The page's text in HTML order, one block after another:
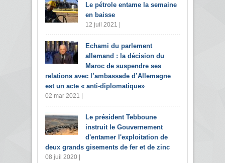
Le pétrole entame la semaine
en baisse
12 juil 2021 |
Echami du parlement
allemand : la décision du
Maroc de suspendre ses
relations avec l’ambassade d’Allemagne
est un acte « anti-diplomatique»
02 mar 2021 |
Le président Tebboune
instruit le Gouvernement
d'entamer l'exploitation de
deux grands gisements de fer et de zinc
08 juil 2020 |